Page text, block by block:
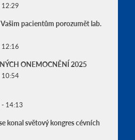
pacientům porozumět lab.
ONEMOCNĚNÍ 2025
14:13
konal světový kongres cévních